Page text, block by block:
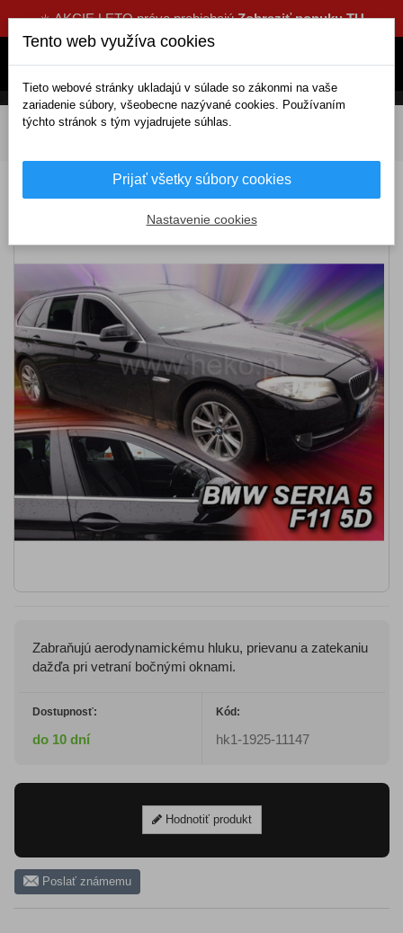
☀️ AKCIE LETO práve prebiehajúZobraziť ponuku TU
DOMOV Exteriérové doplnky
Deflektory BMW 5er F10 4/5D (2010-2017)
Zabraňujú aerodynamickému hluku, prievanu a zatekaniu
dažďa pri vetraní bočnými oknami.
Dostupnosť:
do 10 dní
Kód:
hk1-1925-11147
Hodnotiť produkt
Poslať známemu
Tento web využíva cookies
Tieto webové stránky ukladajú v súlade so zákonmi na vaše
zariadenie súbory, všeobecne nazývané cookies. Používaním
týchto stránok s tým vyjadrujete súhlas.
Prijať všetky súbory cookies
Nastavenie cookies